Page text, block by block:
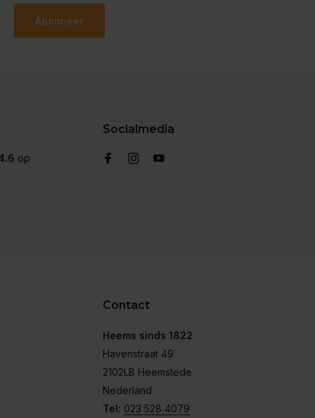
Abonneer
op
Socialmedia
Contact
Heems sinds 1822
Havenstraat 49
2102LB Heemstede
Nederland
Tel: 023 528 4079